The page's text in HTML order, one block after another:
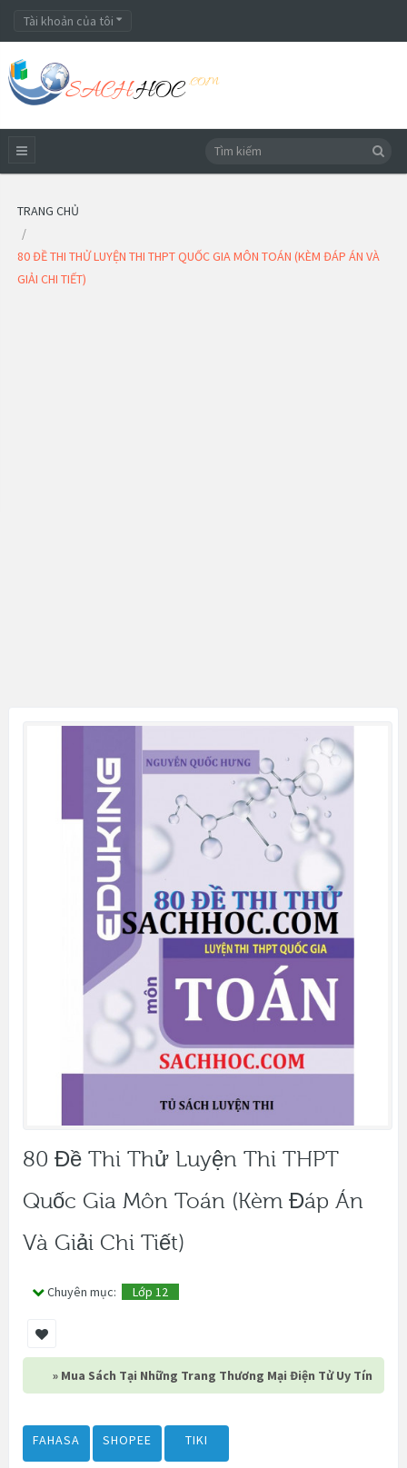
Tài khoản của tôi
TRANG CHỦ
80 ĐỀ THI THỬ LUYỆN THI THPT QUỐC GIA MÔN TOÁN (KÈM ĐÁP ÁN VÀ
GIẢI CHI TIẾT)
80 Đề Thi Thử Luyện Thi THPT
Quốc Gia Môn Toán (Kèm Đáp Án
Và Giải Chi Tiết)
Chuyên mục: Lớp 12
» Mua Sách Tại Những Trang Thương Mại Điện Tử Uy Tín
FAHASA SHOPEE TIKI